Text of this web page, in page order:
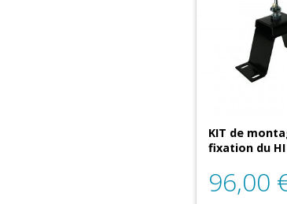
KIT de
fixation du HI
96,00